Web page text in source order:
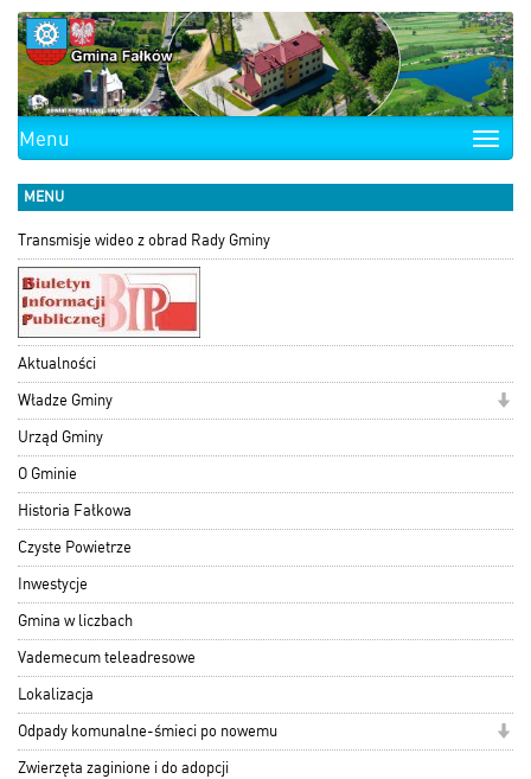
Toggle
Menu
MENU
Transmisje wideo z obrad Rady Gminy
Aktualności
Władze Gminy
Urząd Gminy
O Gminie
Historia Fałkowa
Czyste Powietrze
Inwestycje
Gmina w liczbach
Vademecum teleadresowe
Lokalizacja
Odpady komunalne-śmieci po nowemu
Zwierzęta zaginione i do adopcji